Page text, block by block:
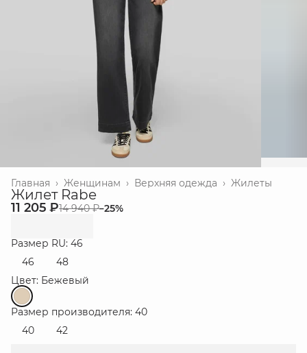
Жилеты
Верхняя одежда ›
Женщинам ›
Главная ›
Жилет Rabe
11 205 ₽14 940 ₽−25%
Размер RU: 46
46
48
Цвет: Бежевый
Размер производителя: 40
40
42